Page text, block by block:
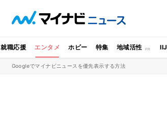
就職応援 エンタメ ホビー 特集 地域活性 IIJ
Googleでマイナビニュースを優先表示する方法